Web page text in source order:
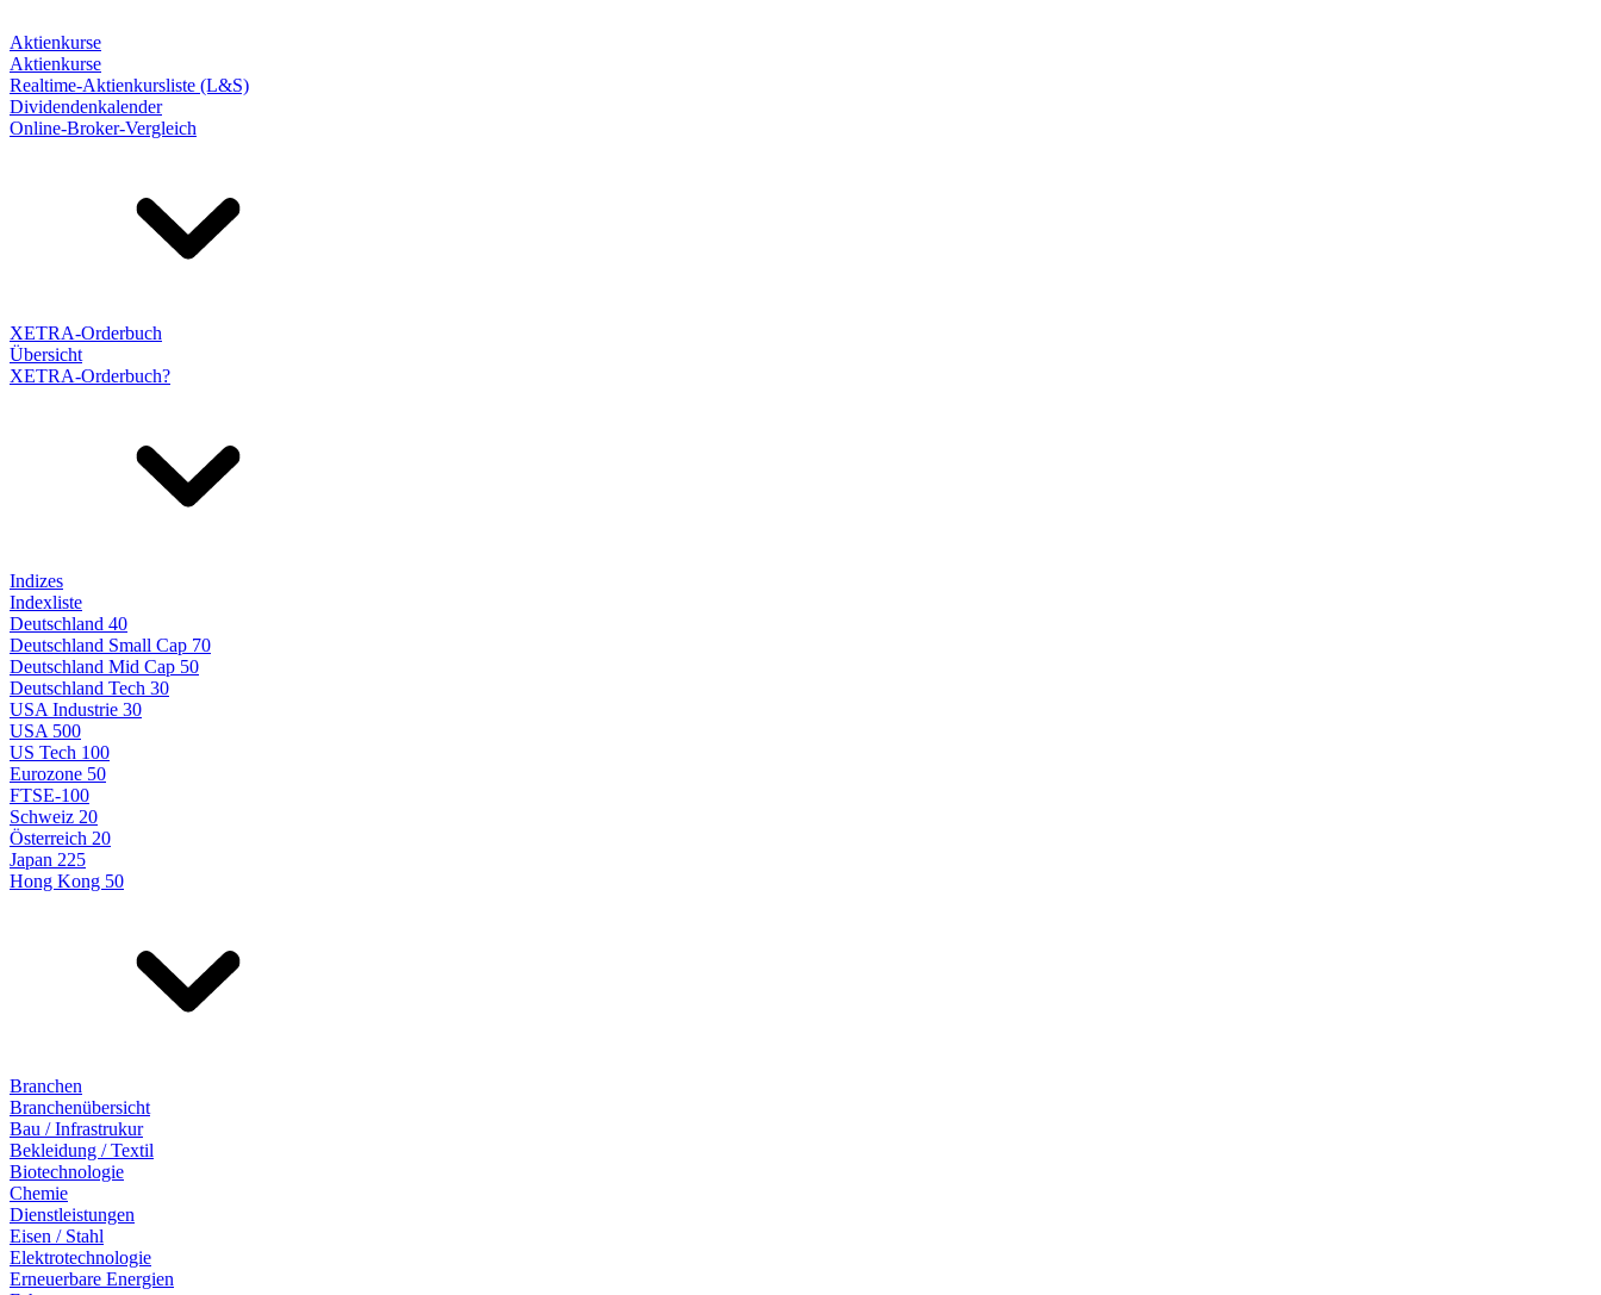
Aktienkurse
Aktienkurse
Realtime-Aktienkursliste (L&S)
Dividendenkalender
Online-Broker-Vergleich
XETRA-Orderbuch
Übersicht
XETRA-Orderbuch?
Indizes
Indexliste
Deutschland 40
Deutschland Small Cap 70
Deutschland Mid Cap 50
Deutschland Tech 30
USA Industrie 30
USA 500
US Tech 100
Eurozone 50
FTSE-100
Schweiz 20
Österreich 20
Japan 225
Hong Kong 50
Branchen
Branchenübersicht
Bau / Infrastrukur
Bekleidung / Textil
Biotechnologie
Chemie
Dienstleistungen
Eisen / Stahl
Elektrotechnologie
Erneuerbare Energien